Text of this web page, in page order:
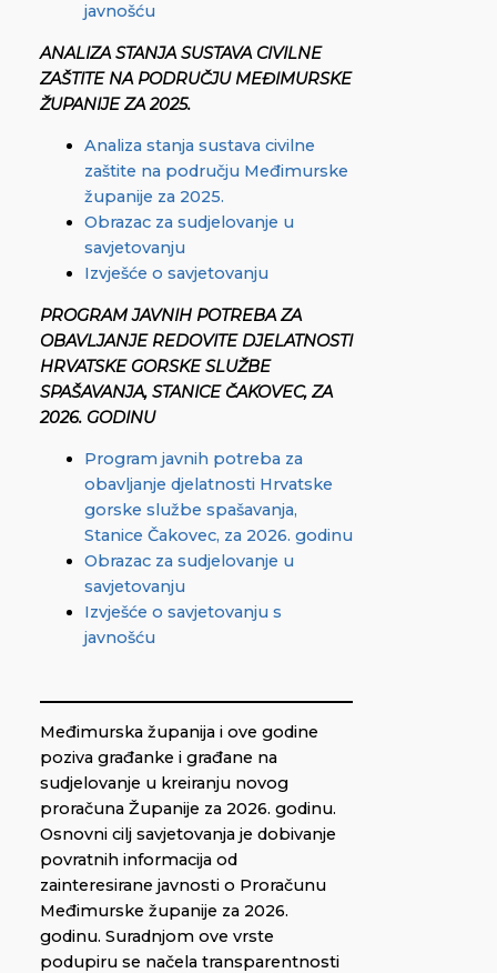
javnošću
ANALIZA STANJA SUSTAVA CIVILNE
ZAŠTITE NA PODRUČJU MEĐIMURSKE
ŽUPANIJE ZA 2025.
Analiza stanja sustava civilne
zaštite na području Međimurske
županije za 2025.
Obrazac za sudjelovanje u
savjetovanju
Izvješće o savjetovanju
PROGRAM JAVNIH POTREBA ZA
OBAVLJANJE REDOVITE DJELATNOSTI
HRVATSKE GORSKE SLUŽBE
SPAŠAVANJA, STANICE ČAKOVEC, ZA
2026. GODINU
Program javnih potreba za
obavljanje djelatnosti Hrvatske
gorske službe spašavanja,
Stanice Čakovec, za 2026. godinu
Obrazac za sudjelovanje u
savjetovanju
Izvješće o savjetovanju s
javnošću
Međimurska županija i ove godine
poziva građanke i građane na
sudjelovanje u kreiranju novog
proračuna Županije za 2026. godinu.
Osnovni cilj savjetovanja je dobivanje
povratnih informacija od
zainteresirane javnosti o Proračunu
Međimurske županije za 2026.
godinu. Suradnjom ove vrste
podupiru se načela transparentnosti